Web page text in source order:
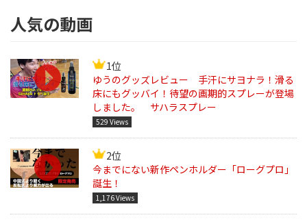
人気の動画
1位
ゆうのグッズレビュー 手汗にサヨナラ！滑る
床にもグッバイ！待望の画期的スプレーが登場
しました。 サハラスプレー
529 Views
2位
今までにない新作ペンホルダー「ローグプロ」
誕生！
1,176 Views